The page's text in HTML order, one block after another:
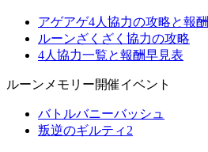
アゲアゲ4人協力の攻略と報酬
ルーンざくざく協力の攻略
4人協力一覧と報酬早見表
ルーンメモリー開催イベント
バトルバニーバッシュ
叛逆のギルティ2